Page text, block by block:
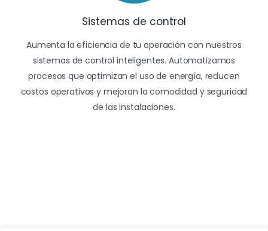
Sistemas de control
Aumenta la eficiencia de tu operación con nuestros
sistemas de control inteligentes. Automatizamos
procesos que optimizan el uso de energía, reducen
costos operativos y mejoran la comodidad y seguridad
de las instalaciones.